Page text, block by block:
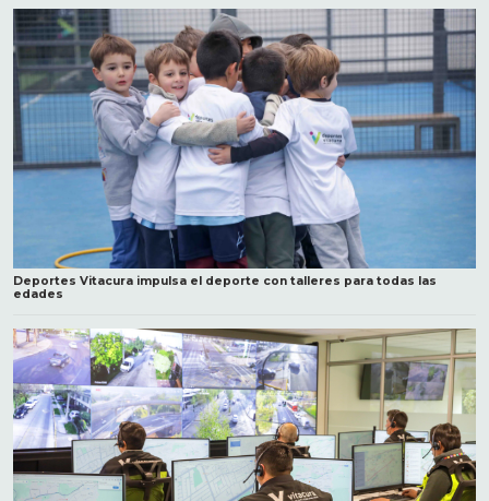
Deportes Vitacura impulsa el deporte con talleres para todas las
edades